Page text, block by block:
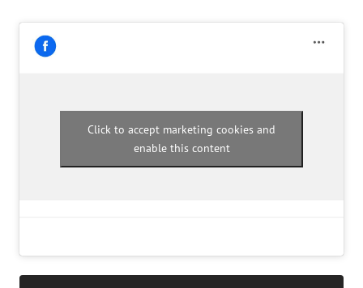
Click to accept marketing cookies and
enable this content